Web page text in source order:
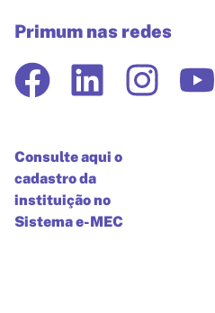
Primum nas redes
Consulte aqui o
cadastro da
instituição no
Sistema e-MEC